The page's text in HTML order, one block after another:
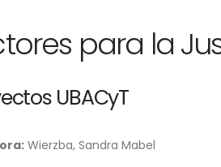
para la
UBACyT
Wierzba, Sandra Mabel